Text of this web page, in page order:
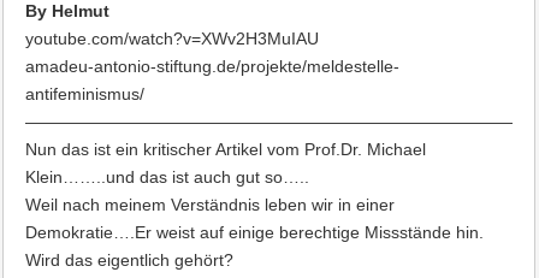
By Helmut
youtube.com/watch?v=XWv2H3MuIAU
amadeu-antonio-stiftung.de/projekte/meldestelle-
antifeminismus/
Nun das ist ein kritischer Artikel vom Prof.Dr. Michael
Klein……..und das ist auch gut so…..
Weil nach meinem Verständnis leben wir in einer
Demokratie….Er weist auf einige berechtige Missstände hin.
Wird das eigentlich gehört?